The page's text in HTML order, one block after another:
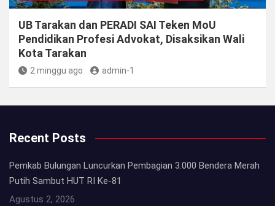
UB Tarakan dan PERADI SAI Teken MoU
Pendidikan Profesi Advokat, Disaksikan Wali
Kota Tarakan
2 minggu ago admin-1
Recent Posts
Pemkab Bulungan Luncurkan Pembagian 3.000 Bendera Merah
Putih Sambut HUT RI Ke-81
Agustus 2, 2026